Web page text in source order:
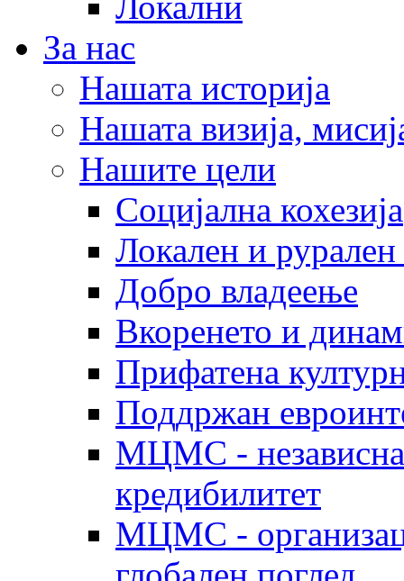
За нас
Нашата историја
Нашата визија,
Нашите цели
Социјална кохезија
Локален и рурален
Добро владеење
Вкоренето и
Прифатена
Поддржан
МЦМС - независна
кредибилитет
МЦМС -